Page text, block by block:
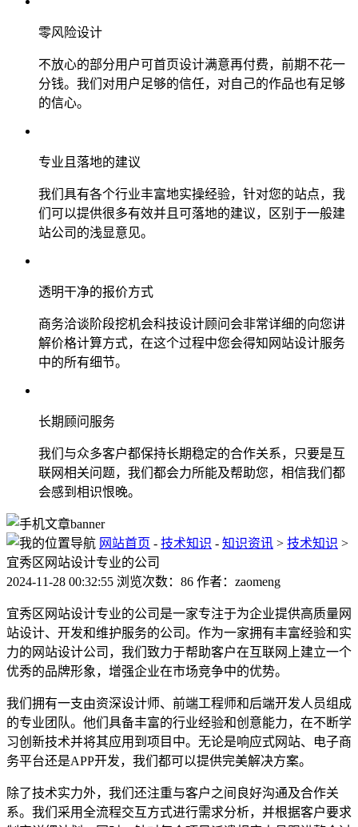
零风险设计
不放心的部分用户可首页设计满意再付费，前期不花一
分钱。我们对用户足够的信任，对自己的作品也有足够
的信心。
专业且落地的建议
我们具有各个行业丰富地实操经验，针对您的站点，我
们可以提供很多有效并且可落地的建议，区别于一般建
站公司的浅显意见。
透明干净的报价方式
商务洽谈阶段挖机会科技设计顾问会非常详细的向您讲
解价格计算方式，在这个过程中您会得知网站设计服务
中的所有细节。
长期顾问服务
我们与众多客户都保持长期稳定的合作关系，只要是互
联网相关问题，我们都会力所能及帮助您，相信我们都
会感到相识恨晚。
网站首页 - 技术知识 - 知识资讯 > 技术知识 >
宜秀区网站设计专业的公司
2024-11-28 00:32:55 浏览次数：86 作者：zaomeng
宜秀区网站设计专业的公司是一家专注于为企业提供高质量网
站设计、开发和维护服务的公司。作为一家拥有丰富经验和实
力的网站设计公司，我们致力于帮助客户在互联网上建立一个
优秀的品牌形象，增强企业在市场竞争中的优势。
我们拥有一支由资深设计师、前端工程师和后端开发人员组成
的专业团队。他们具备丰富的行业经验和创意能力，在不断学
习创新技术并将其应用到项目中。无论是响应式网站、电子商
务平台还是APP开发，我们都可以提供完美解决方案。
除了技术实力外，我们还注重与客户之间良好沟通及合作关
系。我们采用全流程交互方式进行需求分析，并根据客户要求